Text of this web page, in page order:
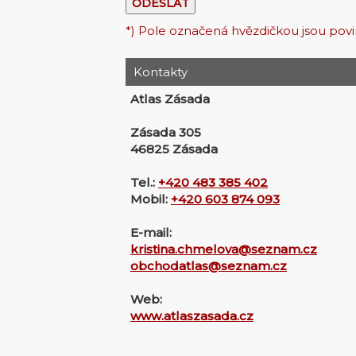
*) Pole označená hvězdičkou jsou
Kontakty
Atlas Zásada
Zásada 305
46825 Zásada
Tel.: +420 483 385 402
Mobil: +420 603 874 093
E-mail:
kristina.chmelova@seznam.cz
obchodatlas@seznam.cz
Web:
www.atlaszasada.cz